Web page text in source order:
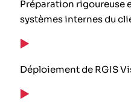
Préparation rigoureuse
systèmes internes du
Déploiement de RGIS